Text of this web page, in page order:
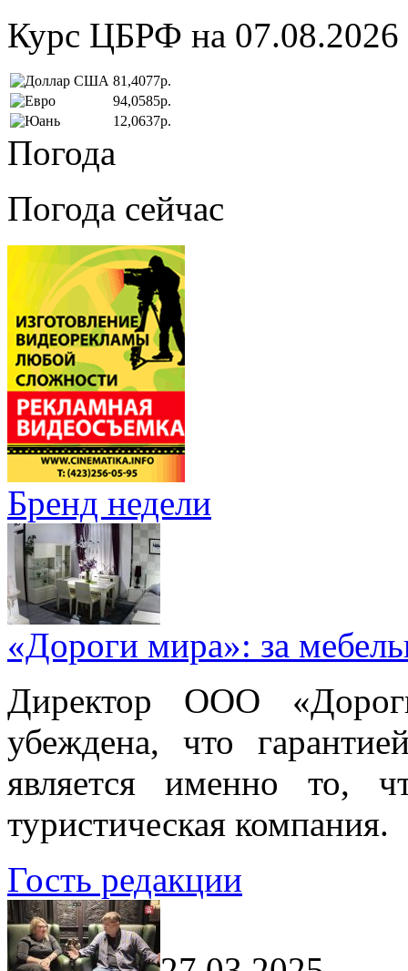
Курс ЦБРФ на 07.08.2026
81,4077р.
94,0585р.
12,0637р.
Погода
Погода сейчас
Бренд недели
«Дороги мира»: за
Директор ООО
убеждена, что
является именно то,
туристическая компания.
Гость редакции